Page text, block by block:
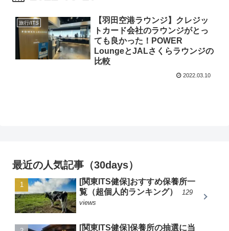
旅行/ITS
【羽田空港ラウンジ】クレジッ
トカード会社のラウンジがとっ
ても良かった！POWER
LoungeとJALさくらラウンジの
比較
2022.03.10
最近の人気記事（30days）
[関東ITS健保]おすすめ保養所一
覧（超個人的ランキング）
129
views
[関東ITS健保]保養所の抽選に当